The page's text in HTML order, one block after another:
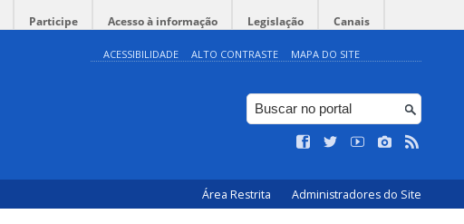
Participe Acesso à informação Legislação Canais
ACESSIBILIDADE ALTO CONTRASTE MAPA DO SITE
Área Restrita Administradores do Site